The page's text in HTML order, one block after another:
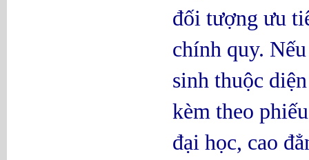
đối tượng ưu
chính quy.
sinh thuộc
kèm theo
đại học, cao